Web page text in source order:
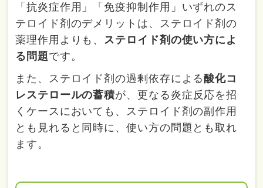
「抗炎症作用」「免疫抑制作用」いずれのス
テロイド剤のデメリットは、ステロイド剤の
薬理作用よりも、 ステロイド剤の使い方によ
る問題です。
また、ステロイド剤の過剰依存による酸化コ
レステロールの蓄積が、更なる炎症反応を招
くケースにおいても、ステロイド剤の副作用
とも見れると同時に、使い方の問題とも取れ
ます。